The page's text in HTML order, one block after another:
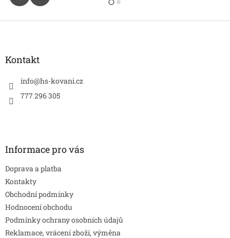
Z
Kontakt
info@hs-kovani.cz
777 296 305
Informace pro vás
Doprava a platba
Kontakty
Obchodní podmínky
Hodnocení obchodu
Podmínky ochrany osobních údajů
Reklamace, vrácení zboží, výměna